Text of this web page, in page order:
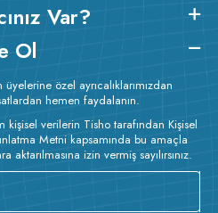
Var?
Ol
özel ayrıcalıklarımızdan
hemen faydalanın.
kişisel verilerin Tisho tarafından Kişisel
Metni kapsamında bu amaçla
aktarılmasına izin vermiş sayılırsınız.